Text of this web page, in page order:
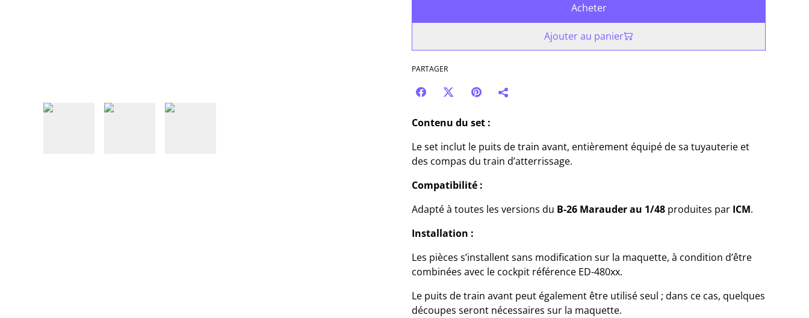
Acheter
Ajouter au panier
PARTAGER
Contenu du set :
Le set inclut le puits de train avant, entièrement équipé de sa tuyauterie et
des compas du train d’atterrissage.
Compatibilité :
Adapté à toutes les versions du B-26 Marauder au 1/48 produites par ICM.
Installation :
Les pièces s’installent sans modification sur la maquette, à condition d’être
combinées avec le cockpit référence ED-480xx.
Le puits de train avant peut également être utilisé seul ; dans ce cas, quelques
découpes seront nécessaires sur la maquette.